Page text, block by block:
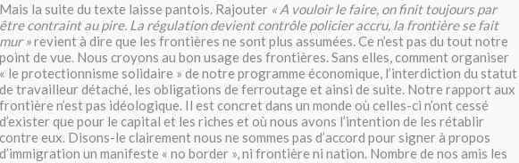
Mais la suite du texte laisse pantois. Rajouter « A vouloir le faire, on finit toujours par
être contraint au pire. La régulation devient contrôle policier accru, la frontière se fait
mur »revient à dire que les frontières ne sont plus assumées. Ce n’est pas du tout notre
point de vue. Nous croyons au bon usage des frontières. Sans elles, comment organiser
« le protectionnisme solidaire » de notre programme économique, l’interdiction du statut
de travailleur détaché, les obligations de ferroutage et ainsi de suite. Notre rapport aux
frontière n’est pas idéologique. Il est concret dans un monde où celles-ci n’ont cessé
d’exister que pour le capital et les riches et où nous avons l’intention de les rétablir
contre eux. Disons-le clairement nous ne sommes pas d’accord pour signer à propos
d’immigration un manifeste « no border », ni frontière ni nation. Nombre de nos amis les